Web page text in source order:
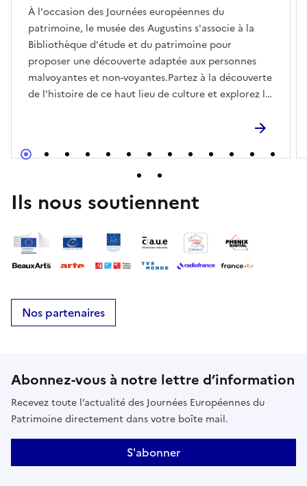
À l'occasion des Journées européennes du
patrimoine, le musée des Augustins s'associe à la
Bibliothèque d'étude et du patrimoine pour
proposer une découverte adaptée aux personnes
malvoyantes et non-voyantes.Partez à la découverte
de l'histoire de ce haut lieu de culture et explorez la
artistique et symbolique de cet édifice.Réserver
Ils nous soutiennent
Nos partenaires
Abonnez-vous à notre lettre d’information
Recevez toute l’actualité des Journées Européennes du
Patrimoine directement dans votre boîte mail.
S'abonner